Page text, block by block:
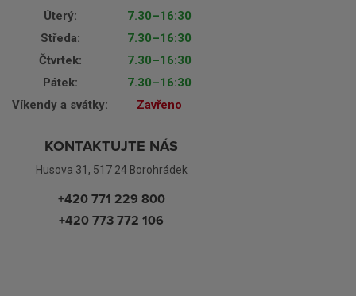
Úterý:
7.30–16:30
Středa:
7.30–16:30
Čtvrtek:
7.30–16:30
Pátek:
7.30–16:30
Víkendy a svátky:
Zavřeno
KONTAKTUJTE NÁS
Husova 31, 517 24 Borohrádek
+420 771 229 800
+420 773 772 106